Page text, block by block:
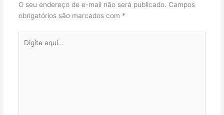
O seu endereço de e-mail não será publicado. Campos
obrigatórios são marcados com *
aqui...